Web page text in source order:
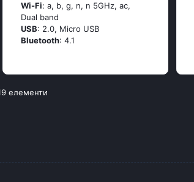
Wi-Fi: a, b, g, n, n 5GHz, ac,
Dual band
USB: 2.0, Micro USB
Bluetooth: 4.1
елементи